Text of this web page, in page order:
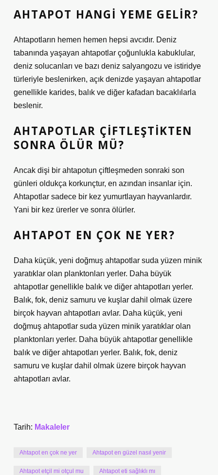
AHTAPOT HANGI YEME GELIR?
Ahtapotların hemen hemen hepsi avcıdır. Deniz
tabanında yaşayan ahtapotlar çoğunlukla kabuklular,
deniz solucanları ve bazı deniz salyangozu ve istiridye
türleriyle beslenirken, açık denizde yaşayan ahtapotlar
genellikle karides, balık ve diğer kafadan bacaklılarla
beslenir.
AHTAPOTLAR ÇIFTLEŞTIKTEN
SONRA ÖLÜR MÜ?
Ancak dişi bir ahtapotun çiftleşmeden sonraki son
günleri oldukça korkunçtur, en azından insanlar için.
Ahtapotlar sadece bir kez yumurtlayan hayvanlardır.
Yani bir kez ürerler ve sonra ölürler.
AHTAPOT EN ÇOK NE YER?
Daha küçük, yeni doğmuş ahtapotlar suda yüzen minik
yaratıklar olan planktonları yerler. Daha büyük
ahtapotlar genellikle balık ve diğer ahtapotları yerler.
Balık, fok, deniz samuru ve kuşlar dahil olmak üzere
birçok hayvan ahtapotları avlar. Daha küçük, yeni
doğmuş ahtapotlar suda yüzen minik yaratıklar olan
planktonları yerler. Daha büyük ahtapotlar genellikle
balık ve diğer ahtapotları yerler. Balık, fok, deniz
samuru ve kuşlar dahil olmak üzere birçok hayvan
ahtapotları avlar.
Tarih: Makaleler
Ahtapot en çok ne yer Ahtapot en güzel nasıl yenir
Ahtapot etçil mi otçul mu Ahtapot eti sağlıklı mı